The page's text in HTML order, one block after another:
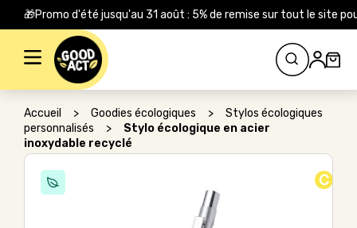
🎁Promo d'été jusqu'au 31 août : 5% de remise sur tout le site
Rechercher :
Accueil > Goodies écologiques >
Stylos écologiques
personnalisés
>
Stylo écologique en acier
inoxydable recyclé
C